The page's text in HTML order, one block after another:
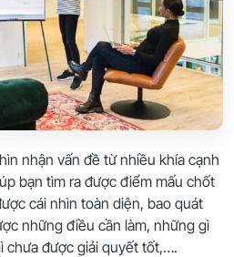
nhận vấn đề từ nhiều khía cạnh
bạn tìm ra được điểm mấu chốt
cái nhìn toàn diện, bao quát
những điều cần làm, những gì
chưa được giải quyết tốt,….